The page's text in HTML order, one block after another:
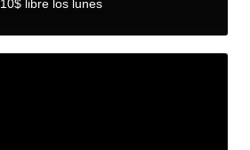
10$ libre los lunes